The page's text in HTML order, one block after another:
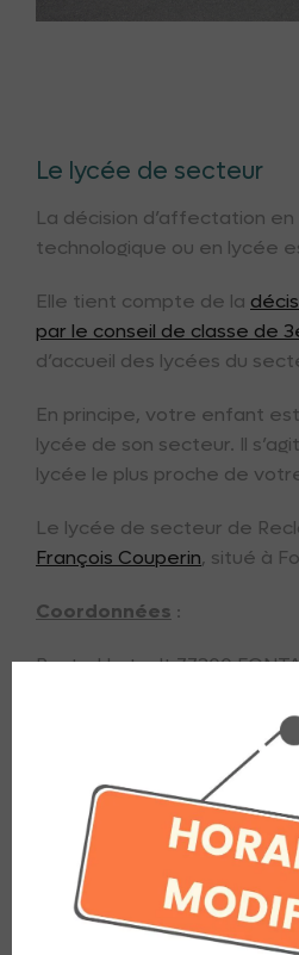
Le lycée de secteur
La décision d’affectation
technologique ou en lycée
Elle tient compte de la
par le conseil de classe de
d’accueil des lycées du
En principe, votre enfant
lycée de son secteur. Il
lycée le plus proche de
Le lycée de secteur de
François Couperin, situé à
Coordonnées :
Route Hurtault 77300
courriel secrétariat :